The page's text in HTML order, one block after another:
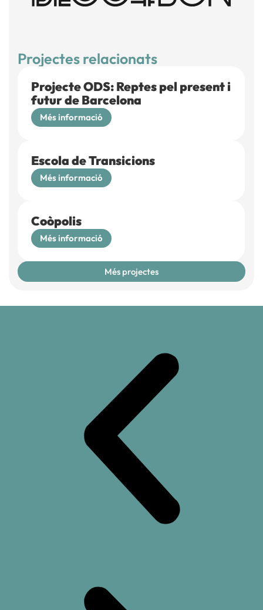
Projectes relacionats
Projecte ODS: Reptes pel present i
futur de Barcelona
Més informació
Escola de Transicions
Més informació
Coòpolis
Més informació
Més projectes